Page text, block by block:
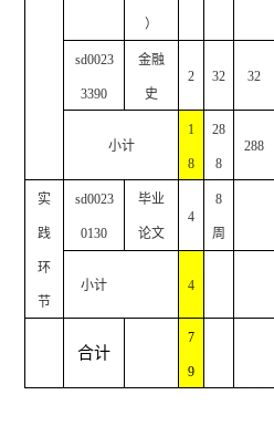
）
sd0023
3390
金融
史
2 32 32
小计
1
8
28
8
288
实
践
环
节
sd0023
0130
毕业
论文
4
8
周
小计 4
合计
7
9